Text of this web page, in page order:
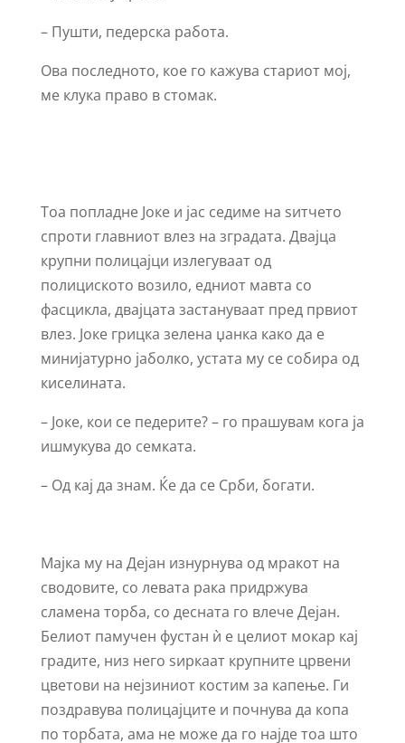
– Пушти, педерска работа.
Ова последното, кое го кажува стариот мој,
ме клука право в стомак.
Тоа попладне Јоке и јас седиме на ѕитчето
спроти главниот влез на зградата. Двајца
крупни полицајци излегуваат од
полициското возило, едниот мавта со
фасцикла, двајцата застануваат пред првиот
влез. Јоке грицка зелена џанка како да е
минијатурно јаболко, устата му се собира од
киселината.
– Јоке, кои се педерите? – го прашувам кога ја
ишмукува до семката.
– Од кај да знам. Ќе да се Срби, богати.
Мајка му на Дејан изнурнува од мракот на
сводовите, со левата рака придржува
сламена торба, со десната го влече Дејан.
Белиот памучен фустан ѝ е целиот мокар кај
градите, низ него ѕиркаат крупните црвени
цветови на нејзиниот костим за капење. Ги
поздравува полицајците и почнува да копа
по торбата, ама не може да го најде тоа што